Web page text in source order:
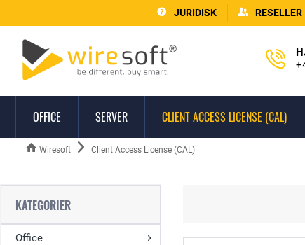
JURIDISK RESELLER
OFFICE SERVER CLIENT ACCESS LICENSE (CAL)
Wiresoft Client Access License (CAL)
KATEGORIER
Office